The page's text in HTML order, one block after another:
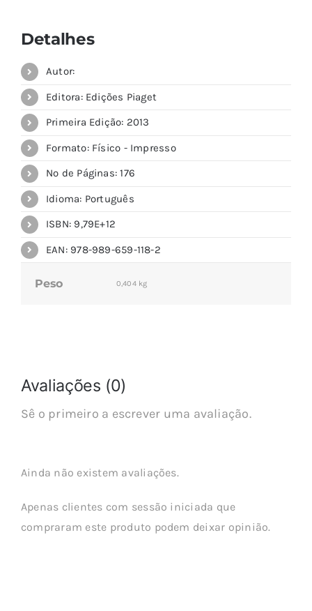
Detalhes
Autor:
Editora: Edições Piaget
Primeira Edição: 2013
Formato: Físico - Impresso
Nº de Páginas: 176
Idioma: Português
ISBN: 9,79E+12
EAN: 978-989-659-118-2
Peso 0,404 kg
Avaliações (0)
Sê o primeiro a escrever uma avaliação.
Ainda não existem avaliações.
Apenas clientes com sessão iniciada que
compraram este produto podem deixar opinião.